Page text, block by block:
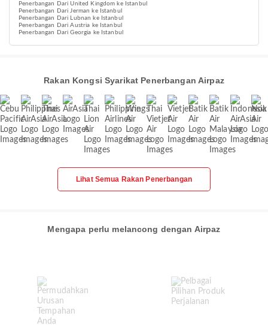
Penerbangan Dari United Kingdom ke Istanbul
Penerbangan Dari Jerman ke Istanbul
Penerbangan Dari Lubnan ke Istanbul
Penerbangan Dari Austria ke Istanbul
Penerbangan Dari Georgia ke Istanbul
Rakan Kongsi Syarikat Penerbangan Airpaz
Lihat Semua Rakan Penerbangan
Mengapa perlu melancong dengan Airpaz